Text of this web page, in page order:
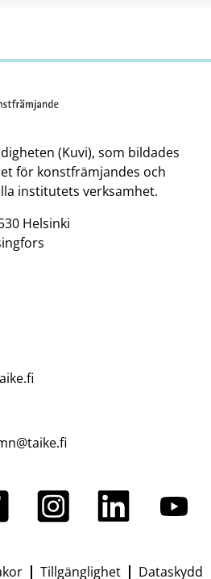
(Kuvi), som bildades
för konstfrämjandes och
institutets verksamhet.
Helsinki
Tillgänglighet Dataskydd